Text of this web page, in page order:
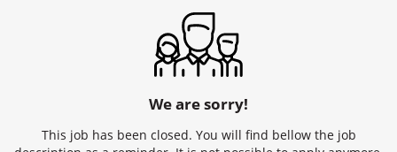
We are sorry!
This job has been closed. You will find bellow the job